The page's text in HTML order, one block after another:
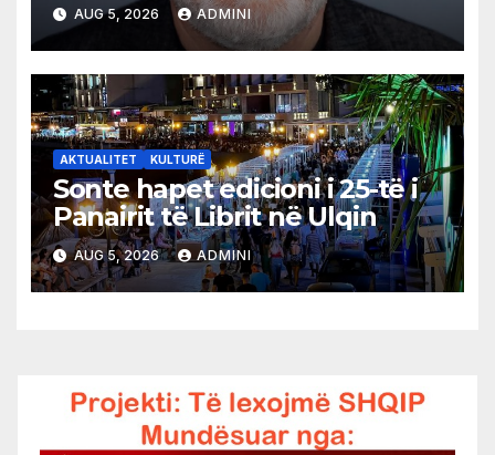
AUG 5, 2026 ADMINI
AKTUALITET KULTURË
Sonte hapet edicioni i 25-të i
Panairit të Librit në Ulqin
AUG 5, 2026 ADMINI